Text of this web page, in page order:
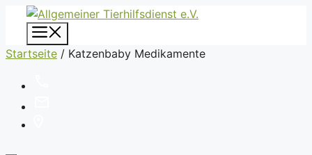
Zum
Inhalt
springen
Startseite / Katzenbaby Medikamente